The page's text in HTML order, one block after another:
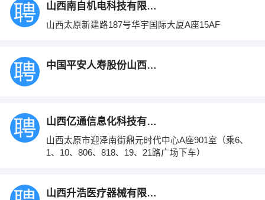
山西南自机电科技有限公司
山西太原新建路187号华宇国际大厦A座15AF
中国平安人寿股份山西分公司
山西亿通信息化科技有限公司
山西太原市迎泽南街鼎元时代中心A座901室（乘6、
1、10、806、818、19、21路广场下车）
山西升浩医疗器械有限公司药品分公司